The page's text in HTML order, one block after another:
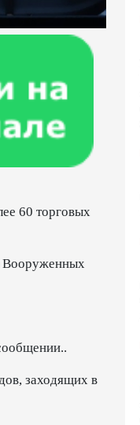
60 торговых
Вооруженных
заходящих в